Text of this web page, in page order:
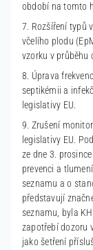
období na tomto
7. Rozšíření typů
včelího plodu
vzorku v průběhu
8. Úprava
septikémii a
legislativy EU.
9. Zrušení
legislativy EU.
ze dne 3.
prevenci a
seznamu a o
představují
seznamu, byla
zapotřebí dozoru
jako šetření